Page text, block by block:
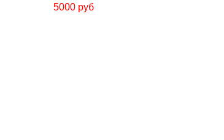
5000 руб